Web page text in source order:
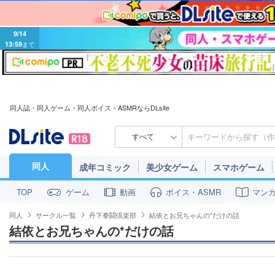
9/14
13:59まで
同人誌・同人ゲーム・同人ボイス・ASMRならDLsite
すべて
同人 成年コミック 美少女ゲーム スマホゲーム
TOP ゲーム 動画 ボイス・ASMR マン
同人 サークル一覧 丹下拳闘倶楽部 結依とお兄ちゃんの*だけの話
結依とお兄ちゃんの*だけの話